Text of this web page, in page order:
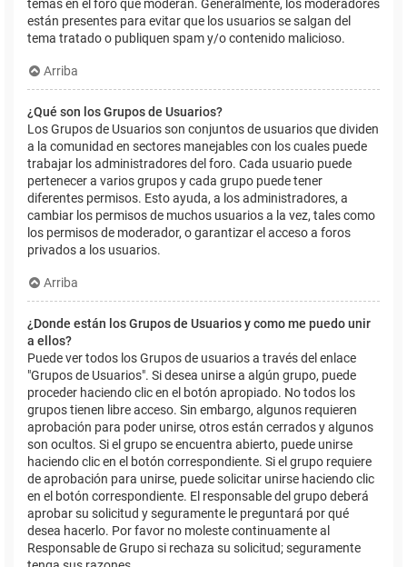
temas en el foro que moderan. Generalmente, los moderadores
están presentes para evitar que los usuarios se salgan del
tema tratado o publiquen spam y/o contenido malicioso.
Arriba
¿Qué son los Grupos de Usuarios?
Los Grupos de Usuarios son conjuntos de usuarios que dividen
a la comunidad en sectores manejables con los cuales puede
trabajar los administradores del foro. Cada usuario puede
pertenecer a varios grupos y cada grupo puede tener
diferentes permisos. Esto ayuda, a los administradores, a
cambiar los permisos de muchos usuarios a la vez, tales como
los permisos de moderador, o garantizar el acceso a foros
privados a los usuarios.
Arriba
¿Donde están los Grupos de Usuarios y como me puedo unir
a ellos?
Puede ver todos los Grupos de usuarios a través del enlace
"Grupos de Usuarios". Si desea unirse a algún grupo, puede
proceder haciendo clic en el botón apropiado. No todos los
grupos tienen libre acceso. Sin embargo, algunos requieren
aprobación para poder unirse, otros están cerrados y algunos
son ocultos. Si el grupo se encuentra abierto, puede unirse
haciendo clic en el botón correspondiente. Si el grupo requiere
de aprobación para unirse, puede solicitar unirse haciendo clic
en el botón correspondiente. El responsable del grupo deberá
aprobar su solicitud y seguramente le preguntará por qué
desea hacerlo. Por favor no moleste continuamente al
Responsable de Grupo si rechaza su solicitud; seguramente